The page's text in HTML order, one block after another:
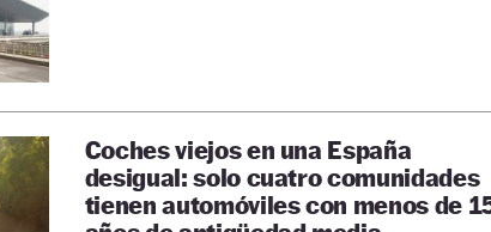
Coches viejos en una España
desigual: solo cuatro comunidades
tienen automóviles con menos de